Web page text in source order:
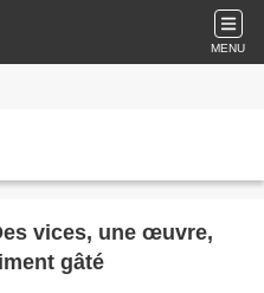
MENU
vices, une œuvre,
gâté